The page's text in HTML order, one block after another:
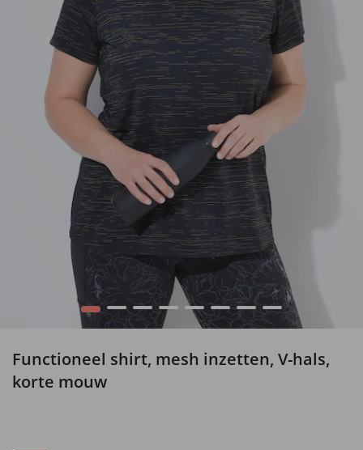
1 2 3 4 5 6 7 8
Functioneel shirt, mesh inzetten, V-hals,
korte mouw